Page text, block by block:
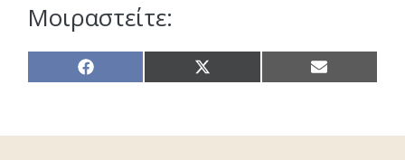
Μοιραστείτε:
Share
on
Share
on
Share
on